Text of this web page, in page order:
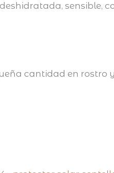
sensible,
cantidad en